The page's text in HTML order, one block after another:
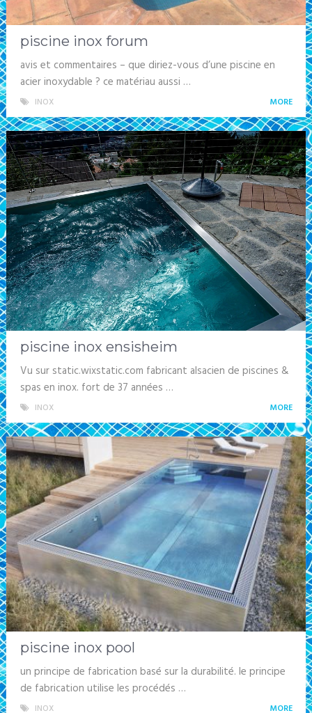
piscine inox forum
avis et commentaires – que diriez-vous d’une piscine en
acier inoxydable ? ce matériau aussi …
INOX MORE
piscine inox ensisheim
Vu sur static.wixstatic.com fabricant alsacien de piscines &
spas en inox. fort de 37 années …
INOX MORE
piscine inox pool
un principe de fabrication basé sur la durabilité. le principe
de fabrication utilise les procédés …
INOX MORE